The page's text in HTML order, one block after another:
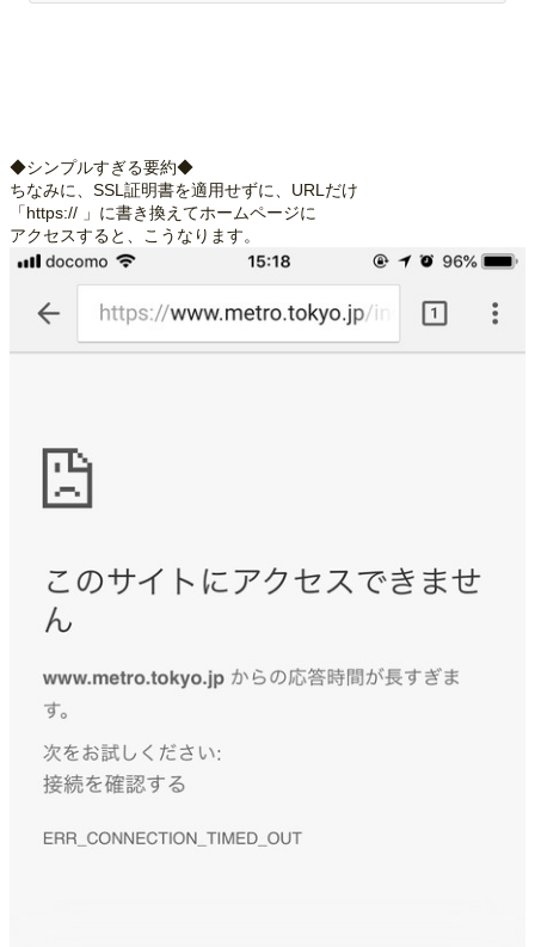
◆シンプルすぎる要約◆
ちなみに、SSL証明書を適用せずに、URLだけ
「https:// 」に書き換えてホームページに
アクセスすると、こうなります。